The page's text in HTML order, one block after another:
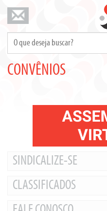
CONVÊNIOS
SINDICALIZE-SE
CLASSIFICADOS